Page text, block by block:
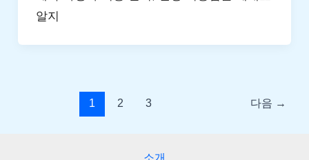
알지
1 2 3 다음 →